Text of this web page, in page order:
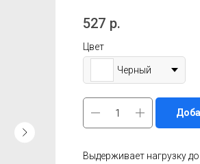
527 р.
Цвет
Черный
Выдерживает нагрузку до